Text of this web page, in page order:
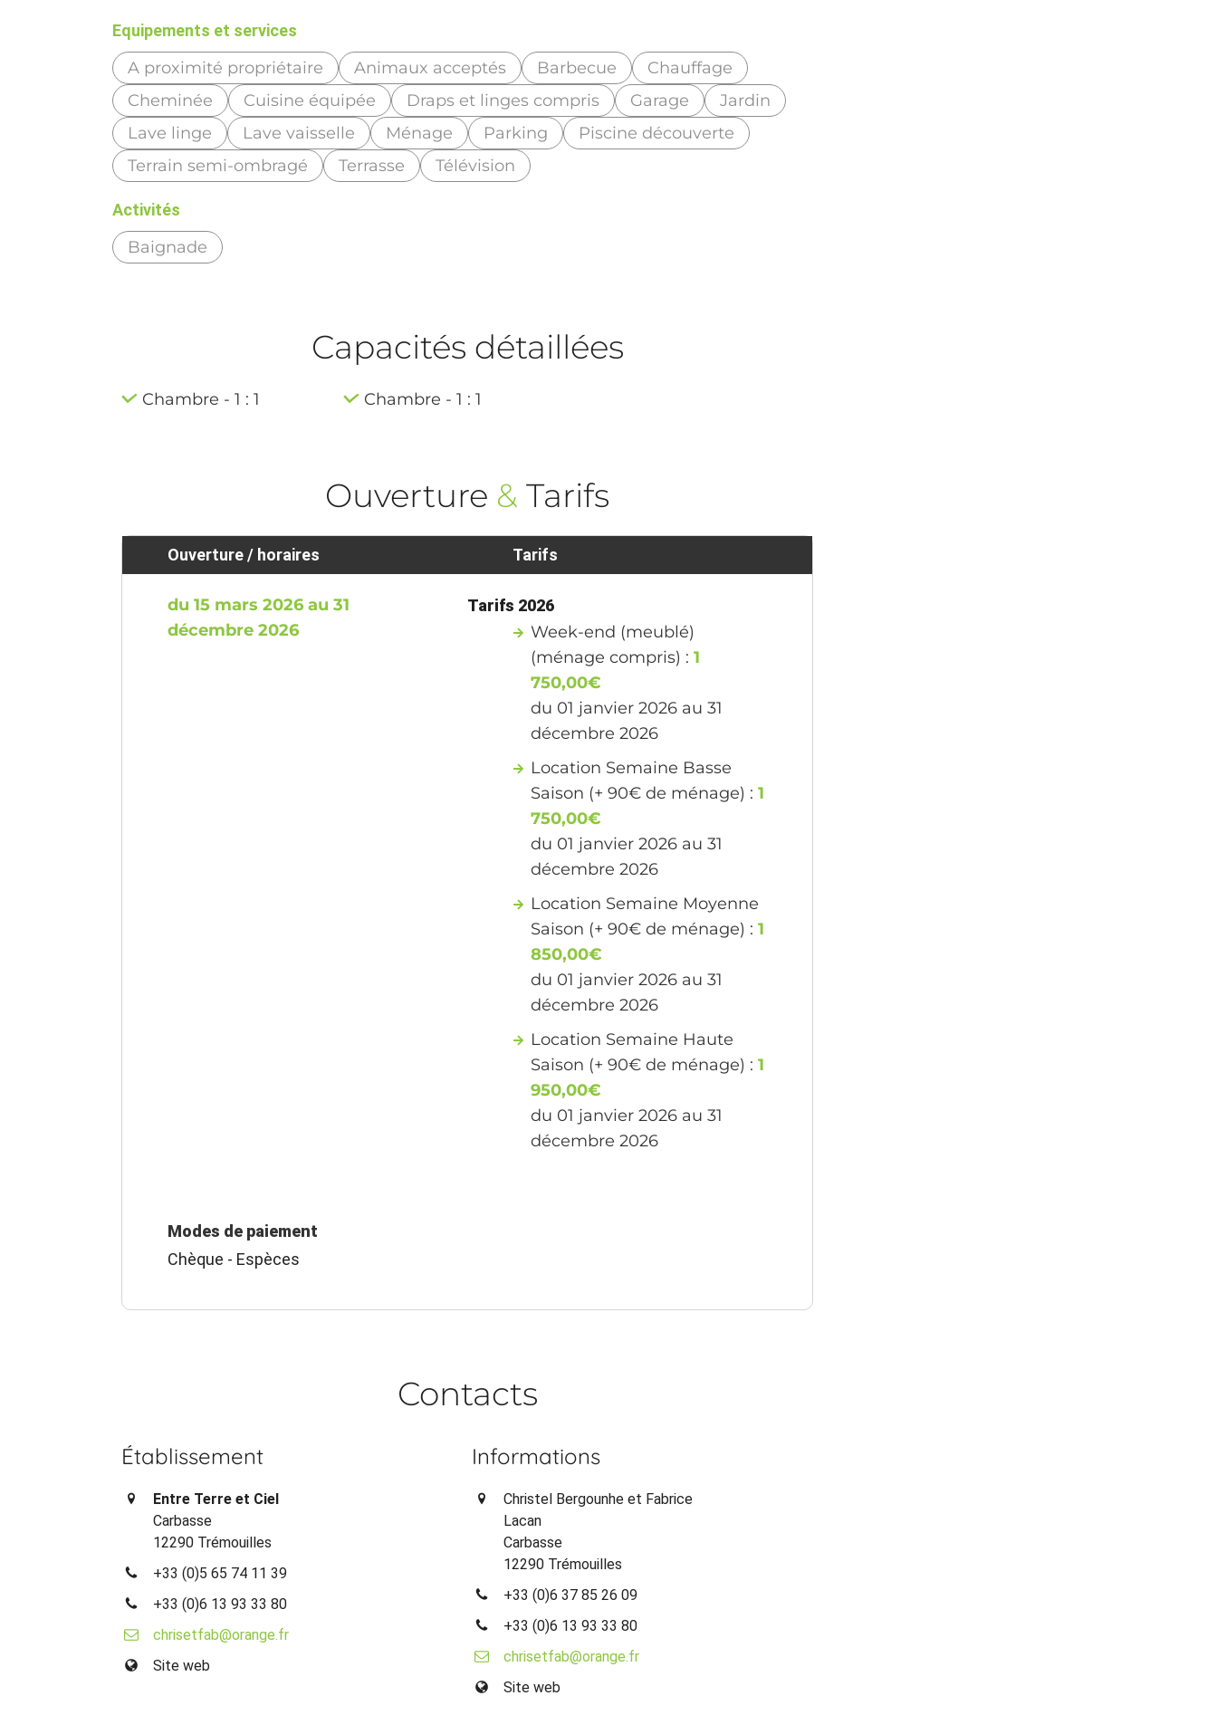
Equipements et services
A proximité propriétaire Animaux acceptés Barbecue
Chauffage
Cheminée
Cuisine équipée Draps et linges compris Garage
Jardin
Lave linge
Lave vaisselle Ménage Parking
Piscine découverte
Terrain semi-ombragé
Terrasse Télévision
Activités
Baignade
Capacités détaillées
Chambre - 1 : 1 Chambre - 1 : 1
Ouverture & Tarifs
Ouverture / horaires
du 15 mars 2026 au 31
décembre 2026
Tarifs
Tarifs 2026
Week-end (meublé)
(ménage compris) :1
750,00€
du 01 janvier 2026 au 31
décembre 2026
Location Semaine Basse
Saison (+ 90€ de ménage) :1
750,00€
du 01 janvier 2026 au 31
décembre 2026
Location Semaine Moyenne
Saison (+ 90€ de ménage) :1
850,00€
du 01 janvier 2026 au 31
décembre 2026
Location Semaine Haute
Saison (+ 90€ de ménage) :1
950,00€
du 01 janvier 2026 au 31
décembre 2026
Modes de paiement
Chèque - Espèces
Contacts
Établissement
Entre Terre et Ciel
Carbasse
12290 Trémouilles
+33 (0)5 65 74 11 39
+33 (0)6 13 93 33 80
chrisetfab@orange.fr
Site web
Informations
Christel Bergounhe et Fabrice
Lacan
Carbasse
12290 Trémouilles
+33 (0)6 37 85 26 09
+33 (0)6 13 93 33 80
chrisetfab@orange.fr
Site web